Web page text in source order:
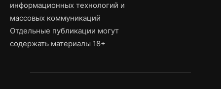
информационных технологий и
массовых коммуникаций
Отдельные публикации могут
содержать материалы 18+